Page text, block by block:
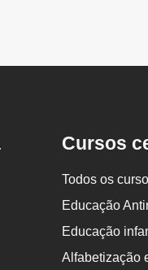
Cursos
Todos os
Educação
Educação
Alfabetização